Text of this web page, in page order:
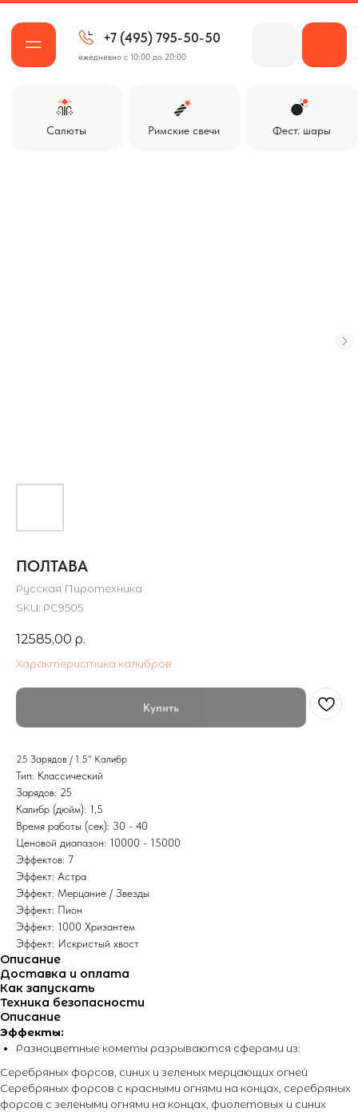
ежедневно с 10:00 до 20:00
ПОЛТАВА
Русская Пиротехника
SKU: РС9505
12585,00 р.
Характеристика калибров
Купить
25 Зарядов / 1.5" Калибр
Тип: Классический
Зарядов: 25
Калибр (дюйм): 1,5
Время работы (сек): 30 - 40
Ценовой диапазон: 10000 - 15000
Эффектов: 7
Эффект: Астра
Эффект: Мерцание / Звезды
Эффект: Пион
Эффект: 1000 Хризантем
Эффект: Искристый хвост
Описание
Доставка и оплата
Как запускать
Техника безопасности
Описание
Эффекты:
Разноцветные кометы разрываются сферами из:
Серебряных форсов, синих и зеленых мерцающих огней
Серебряных форсов с красными огнями на концах, серебряных
форсов с зелеными огнями на концах, фиолетовых и синих